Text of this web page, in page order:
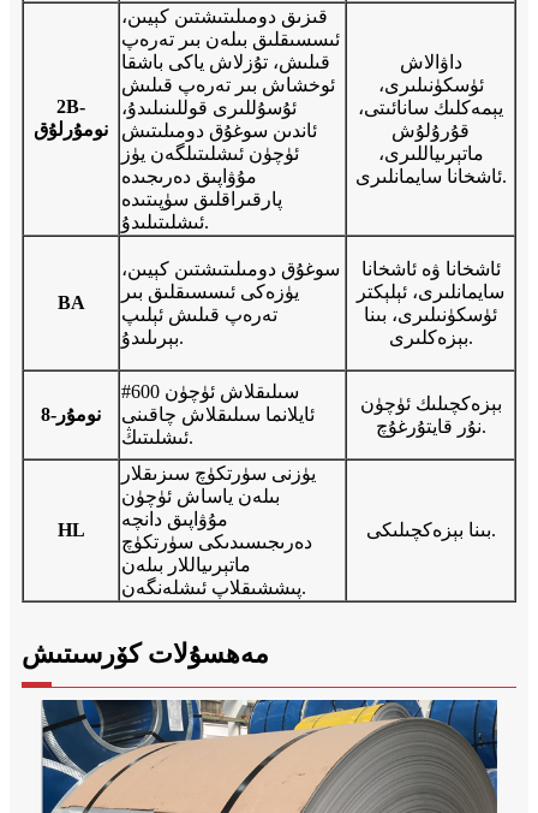
2B-
نومۇرلۇق
قىزىق دومىلىتىشتىن كېيىن،
ئىسسىقلىق بىلەن بىر تەرەپ
قىلىش، تۇزلاش ياكى باشقا
ئوخشاش بىر تەرەپ قىلىش
ئۇسۇللىرى قوللىنىلىدۇ،
ئاندىن سوغۇق دومىلىتىش
ئۈچۈن ئىشلىتىلگەن يۈز
مۇۋاپىق دەرىجىدە
پارقىراقلىق سۈپىتىدە
ئىشلىتىلىدۇ.
داۋالاش
ئۈسكۈنىلىرى،
يېمەكلىك سانائىتى،
قۇرۇلۇش
ماتېرىياللىرى،
ئاشخانا سايمانلىرى.
BA
سوغۇق دومىلىتىشتىن كېيىن،
يۈزەكى ئىسسىقلىق بىر
تەرەپ قىلىش ئېلىپ
بېرىلىدۇ.
ئاشخانا ۋە ئاشخانا
سايمانلىرى، ئېلېكتر
ئۈسكۈنىلىرى، بىنا
بېزەكلىرى.
8-نومۇر
سىلىقلاش ئۈچۈن 600#
ئايلانما سىلىقلاش چاقىنى
ئىشلىتىڭ.
بېزەكچىلىك ئۈچۈن
نۇر قايتۇرغۇچ.
HL
يۈزنى سۈرتكۈچ سىزىقلار
بىلەن ياساش ئۈچۈن
مۇۋاپىق دانچە
دەرىجىسىدىكى سۈرتكۈچ
ماتېرىياللار بىلەن
پىششىقلاپ ئىشلەنگەن.
بىنا بېزەكچىلىكى.
مەھسۇلات كۆرسىتىش